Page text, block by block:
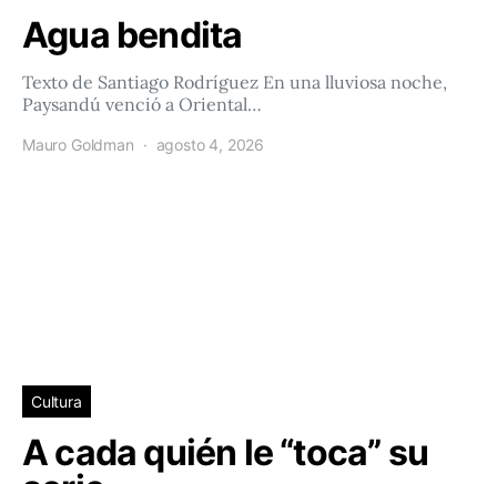
Agua bendita
Texto de Santiago Rodríguez En una lluviosa noche,
Paysandú venció a Oriental…
Mauro Goldman agosto 4, 2026
Cultura
A cada quién le “toca” su